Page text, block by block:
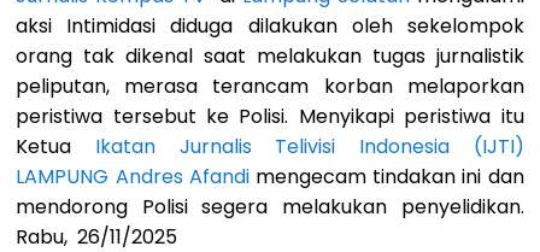
aksi Intimidasi diduga dilakukan oleh sekelompok
orang tak dikenal saat melakukan tugas jurnalistik
peliputan, merasa terancam korban melaporkan
peristiwa tersebut ke Polisi. Menyikapi peristiwa itu
Ketua Ikatan Jurnalis Telivisi Indonesia (IJTI)
LAMPUNG Andres Afandimengecam tindakan ini dan
mendorong Polisi segera melakukan penyelidikan.
Rabu, 26/11/2025